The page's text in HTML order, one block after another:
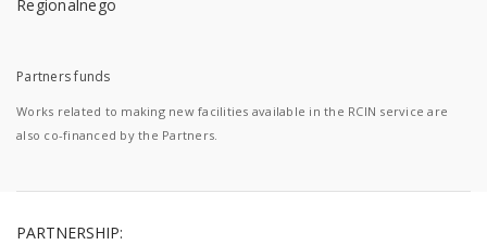
Partners funds
Works related to making new facilities available in the RCIN service are
also co-financed by the Partners.
PARTNERSHIP: